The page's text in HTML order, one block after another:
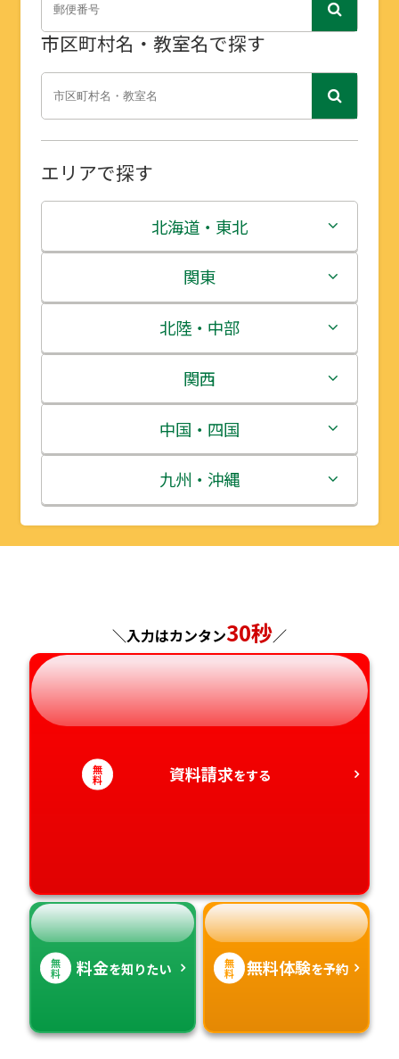
市区町村名・教室名で探す
エリアで探す
北海道・東北
北海道
青森県
岩手県
宮城県
秋田県
山形県
関東
茨城県
栃木県
群馬県
埼玉県
千葉県
神奈川県
北陸・中部
新潟県
富山県
石川県
福井県
長野県
岐阜県
静岡県
愛知県
関西
三重県
滋賀県
京都府
兵庫県
奈良県
和歌山県
中国・四国
鳥取県
島根県
広島県
山口県
徳島県
香川県
九州・沖縄
福岡県
長崎県
熊本県
大分県
宮崎県
＼入力はカンタン30秒／
無
料 資料請求をする
無
料 料金を知りたい 無
料 無料体験を予約